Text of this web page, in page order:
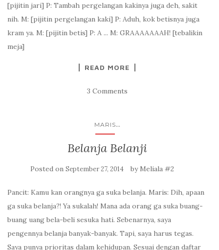
[pijitin jari] P: Tambah pergelangan kakinya juga deh, sakit
nih. M: [pijitin pergelangan kaki] P: Aduh, kok betisnya juga
kram ya. M: [pijitin betis] P: A ... M: GRAAAAAAAH! [tebalikin
meja]
READ MORE
3 Comments
MARIS...
Belanja Belanji
Posted on September 27, 2014 byMeliala #2
Pancit: Kamu kan orangnya ga suka belanja. Maris: Dih, apaan
ga suka belanja?! Ya sukalah! Mana ada orang ga suka buang-
buang uang bela-beli sesuka hati. Sebenarnya, saya
pengennya belanja banyak-banyak. Tapi, saya harus tegas.
Saya punya prioritas dalam kehidupan. Sesuai dengan daftar